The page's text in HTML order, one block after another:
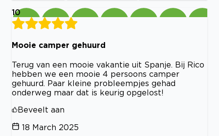
10
Mooie camper gehuurd
Terug van een mooie vakantie uit Spanje. Bij Rico
hebben we een mooie 4 persoons camper
gehuurd. Paar kleine probleempjes gehad
onderweg maar dat is keurig opgelost!
Beveelt aan
18 March 2025